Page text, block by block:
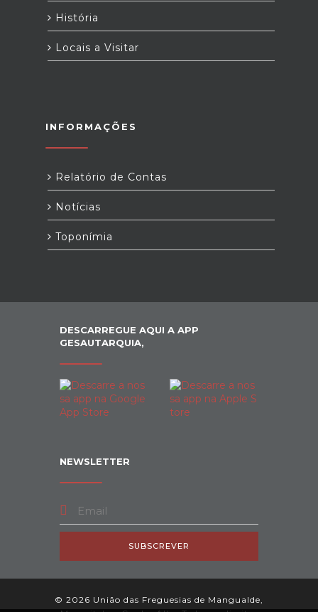
História
Locais a Visitar
INFORMAÇÕES
Relatório de Contas
Notícias
Toponímia
DESCARREGUE AQUI A APP
GESAUTARQUIA,
NEWSLETTER
SUBSCREVER
© 2026 União das Freguesias de Mangualde,